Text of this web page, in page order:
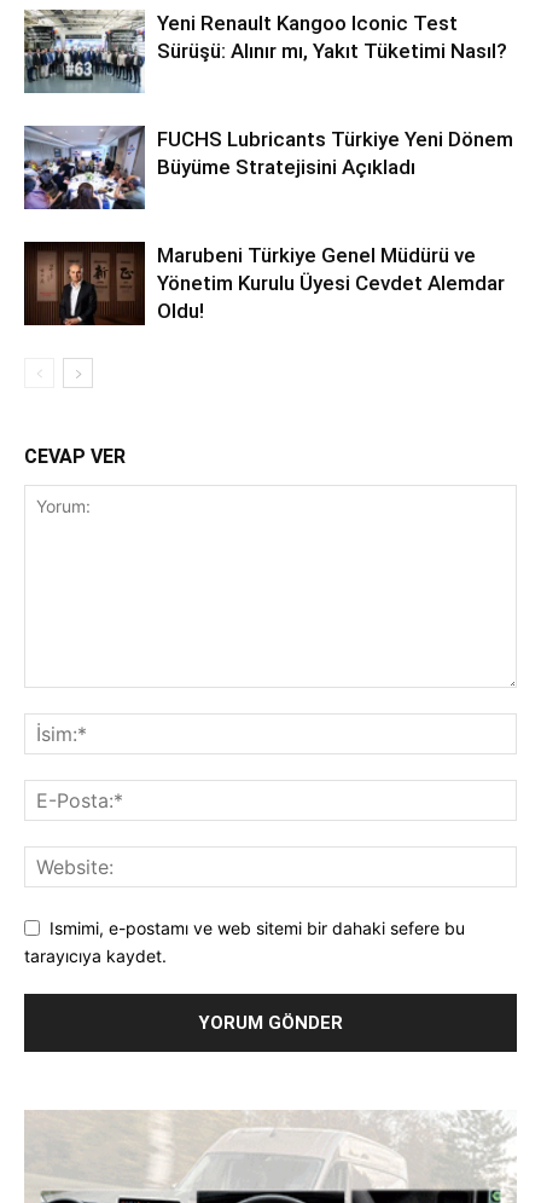
Yeni Renault Kangoo Iconic Test
Sürüşü: Alınır mı, Yakıt Tüketimi Nasıl?
FUCHS Lubricants Türkiye Yeni Dönem
Büyüme Stratejisini Açıkladı
Marubeni Türkiye Genel Müdürü ve
Yönetim Kurulu Üyesi Cevdet Alemdar
Oldu!
CEVAP VER
Ismimi, e-postamı ve web sitemi bir dahaki sefere bu
tarayıcıya kaydet.